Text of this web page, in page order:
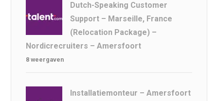
Dutch-Speaking Customer
Support – Marseille, France
(Relocation Package) –
Nordicrecruiters – Amersfoort
8 weergaven
Installatiemonteur – Amersfoort